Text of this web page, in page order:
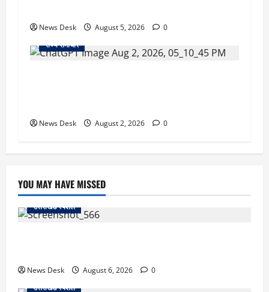
News Desk August 5, 2026
0
राज्य समाचार
News Desk August 2, 2026 0
YOU MAY HAVE MISSED
उत्तराखंड स्पेशल
News Desk August 6, 2026
0
उत्तराखंड स्पेशल